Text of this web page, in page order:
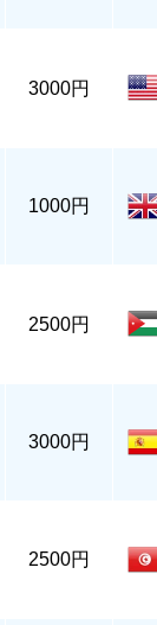
3000円
1000円
2500円
3000円
2500円